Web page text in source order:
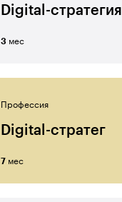
Digital-стратегия
3 мес
Профессия
Digital-стратег
7 мес